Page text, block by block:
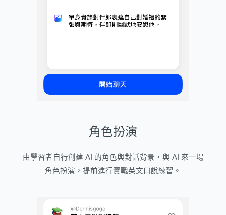
角色扮演
由學習者自行創建 AI 的角色與對話背景，與 AI 來一場
角色扮演，提前進行實戰英文口說練習。